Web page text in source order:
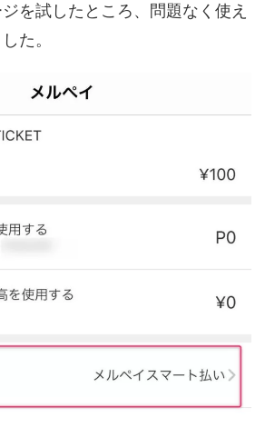
を試したところ、問題なく使え
た。